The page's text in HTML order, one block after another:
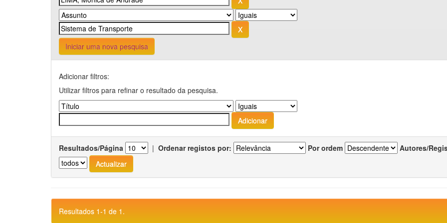
Iniciar uma nova pesquisa
Adicionar filtros:
Utilizar filtros para refinar o resultado da pesquisa.
Resultados/Página | Ordenar registos por: Por ordem Autores/
Resultados 1-1 de 1.